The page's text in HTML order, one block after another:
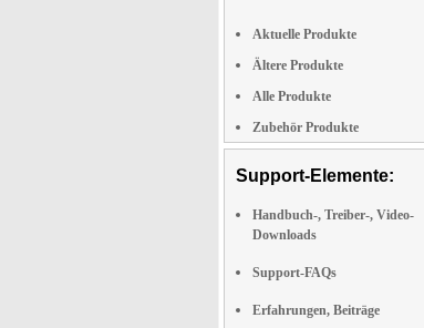
Aktuelle Produkte
Ältere Produkte
Alle Produkte
Zubehör Produkte
Support-Elemente:
Handbuch-, Treiber-, Video-
Downloads
Support-FAQs
Erfahrungen, Beiträge